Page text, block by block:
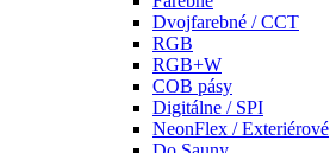
Dvojfarebné / CCT
RGB
RGB+W
COB pásy
Digitálne / SPI
NeonFlex / Exteriérové